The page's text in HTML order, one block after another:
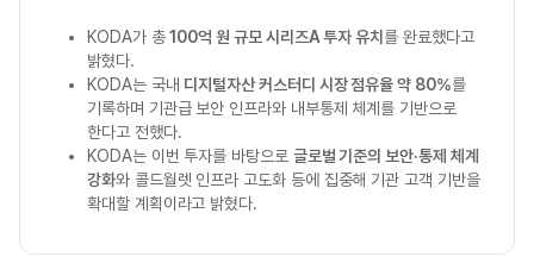
KODA가 총100억 원 규모 시리즈A 투자 유치 를 완료했다고
밝혔다.
KODA는 국내 디지털자산 커스터디 시장 점유율 약 80%를
기록하며 기관급 보안 인프라와 내부통제 체계를 기반으로
한다고 전했다.
KODA는 이번 투자를 바탕으로 글로벌 기준의 보안·통제 체계
강화와 콜드월렛 인프라 고도화 등에 집중해 기관 고객 기반을
확대할 계획이라고 밝혔다.